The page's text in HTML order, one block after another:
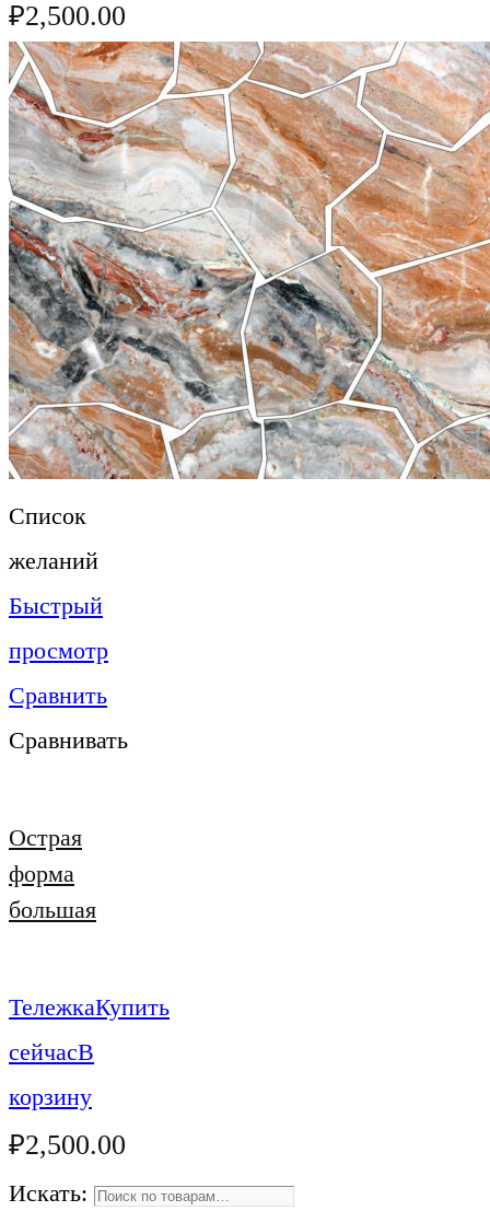
₽2,500.00
Список
желаний
Быстрый
просмотр
Сравнить
Сравнивать
Острая
форма
большая
ТележкаКупить
сейчасВ
корзину
₽2,500.00
Искать: